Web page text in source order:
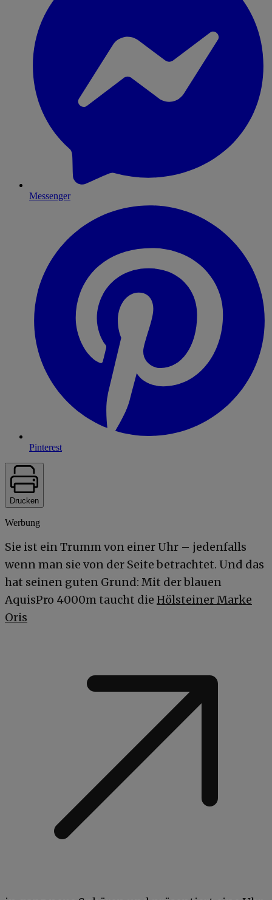
Messenger
Pinterest
Drucken
Werbung
Sie ist ein Trumm von einer Uhr – jedenfalls
wenn man sie von der Seite betrachtet. Und das
hat seinen guten Grund: Mit der blauen
AquisPro 4000m taucht die Hölsteiner Marke
Oris